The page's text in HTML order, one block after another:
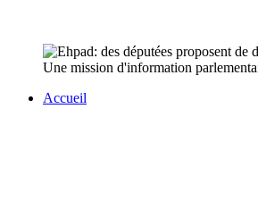
Une mission d'information
Accueil